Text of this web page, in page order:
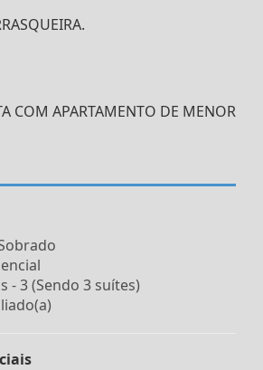
COM APARTAMENTO DE MENOR
- 3 (Sendo 3 suítes)